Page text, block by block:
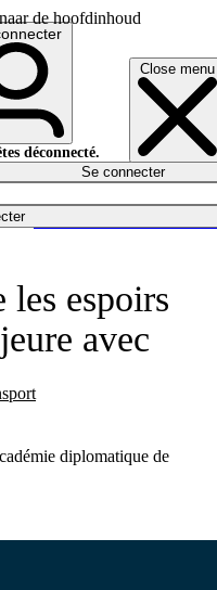
de hoofdinhoud
Close menu
déconnecté.
Se connecter
les espoirs
avec
diplomatique de